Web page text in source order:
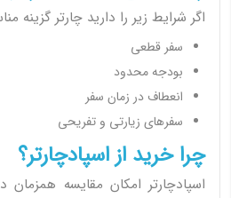
اگر شرایط زیر را دارید چارتر گزینه
سفر قطعی
بودجه محدود
انعطاف در زمان سفر
سفرهای زیارتی و تفریحی
چرا خرید از اسپادچارتر؟
اسپادچارتر امکان مقایسه همزمان